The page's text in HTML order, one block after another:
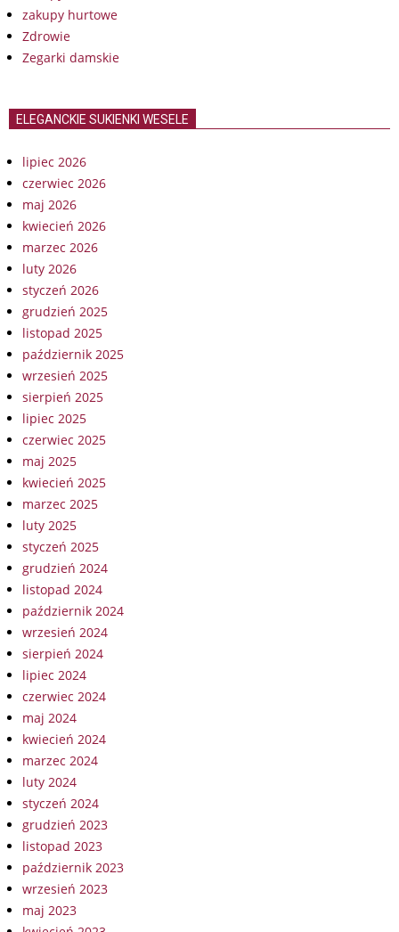
zakupy hurtowe
Zdrowie
Zegarki damskie
ELEGANCKIE SUKIENKI WESELE
lipiec 2026
czerwiec 2026
maj 2026
kwiecień 2026
marzec 2026
luty 2026
styczeń 2026
grudzień 2025
listopad 2025
październik 2025
wrzesień 2025
sierpień 2025
lipiec 2025
czerwiec 2025
maj 2025
kwiecień 2025
marzec 2025
luty 2025
styczeń 2025
grudzień 2024
listopad 2024
październik 2024
wrzesień 2024
sierpień 2024
lipiec 2024
czerwiec 2024
maj 2024
kwiecień 2024
marzec 2024
luty 2024
styczeń 2024
grudzień 2023
listopad 2023
październik 2023
wrzesień 2023
maj 2023